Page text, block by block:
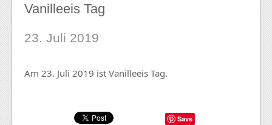
Vanilleeis Tag
23. Juli 2019
Am 23. Juli 2019 ist Vanilleeis Tag.
Save